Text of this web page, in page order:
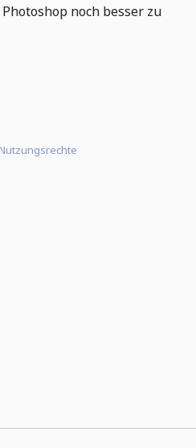
noch besser zu
Nutzungsrechte